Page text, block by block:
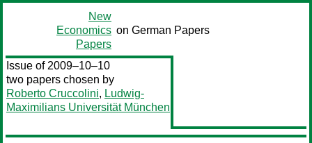
New
Economics
Papers
on German Papers
Issue of 2009–10–10
two papers chosen by
Roberto Cruccolini, Ludwig-
Maximilians Universität München